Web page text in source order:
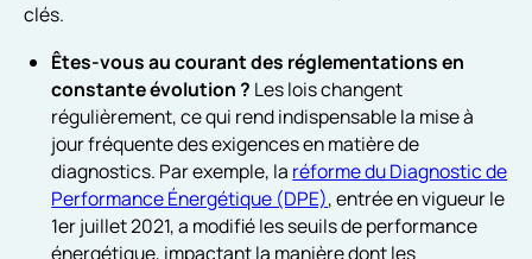
clés.
Êtes-vous au courant des réglementations en
constante évolution ? Les lois changent
régulièrement, ce qui rend indispensable la mise à
jour fréquente des exigences en matière de
diagnostics. Par exemple, la réforme du Diagnostic de
Performance Énergétique (DPE), entrée en vigueur le
1er juillet 2021, a modifié les seuils de performance
énergétique, impactant la manière dont les